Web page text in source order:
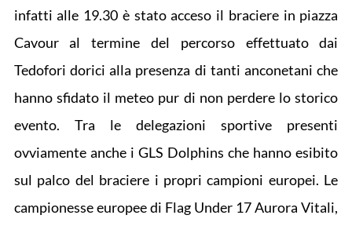
infatti alle 19.30 è stato acceso il braciere in piazza
Cavour al termine del percorso effettuato dai
Tedofori dorici alla presenza di tanti anconetani che
hanno sfidato il meteo pur di non perdere lo storico
evento. Tra le delegazioni sportive presenti
ovviamente anche i GLS Dolphins che hanno esibito
sul palco del braciere i propri campioni europei. Le
campionesse europee di Flag Under 17 Aurora Vitali,